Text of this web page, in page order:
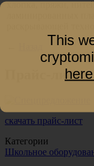
хлопка, пряжи,
Прайс-лист
скачать прайс-лист
Категории
Школьное
This